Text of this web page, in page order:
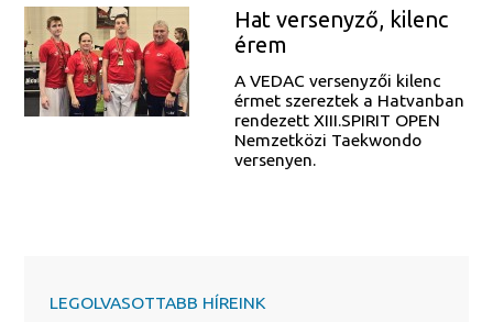
Hat versenyző, kilenc
érem
A VEDAC versenyzői kilenc
érmet szereztek a Hatvanban
rendezett XIII.SPIRIT OPEN
Nemzetközi Taekwondo
versenyen.
LEGOLVASOTTABB HÍREINK